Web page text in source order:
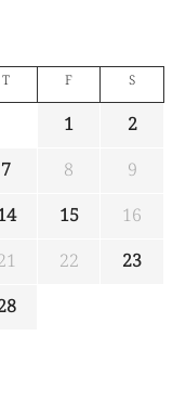
T F S
1
2
7 8
9
15
16
22
23